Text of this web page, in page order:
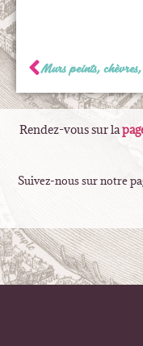
Rendez-vous sur la
Suivez-nous sur notre